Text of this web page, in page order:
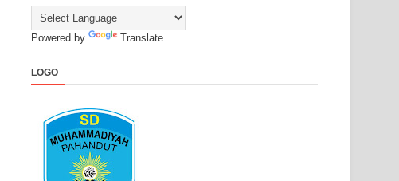
Powered by Translate
LOGO